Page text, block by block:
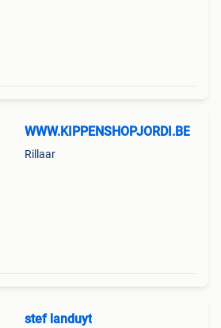
WWW.KIPPENSHOPJORDI.BE
Rillaar
stef landuyt